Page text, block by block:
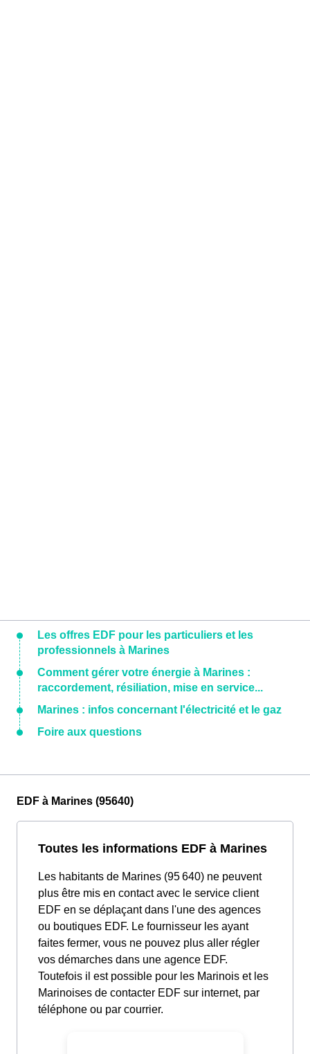
Les offres EDF pour les particuliers et les
professionnels à Marines
Comment gérer votre énergie à Marines :
raccordement, résiliation, mise en service...
Marines : infos concernant l'électricité et le gaz
Foire aux questions
EDF à Marines (95640)
Toutes les informations EDF à Marines
Les habitants de Marines (95 640) ne peuvent
plus être mis en contact avec le service client
EDF en se déplaçant dans l'une des agences
ou boutiques EDF. Le fournisseur les ayant
faites fermer, vous ne pouvez plus aller régler
vos démarches dans une agence EDF.
Toutefois il est possible pour les Marinois et les
Marinoises de contacter EDF sur internet, par
téléphone ou par courrier.